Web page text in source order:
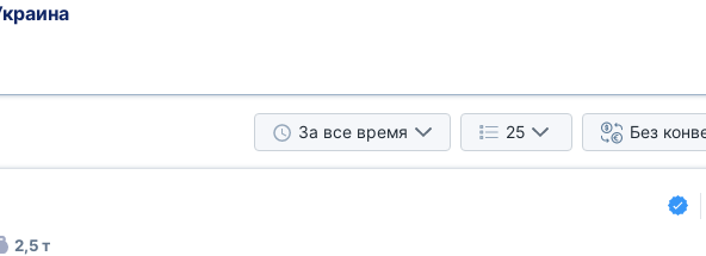
За все время 25 Без
2,5 т